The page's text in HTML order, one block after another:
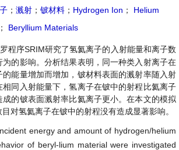
； 溅射 ； 铍材料 ； Hydrogen Ion ；
Helium
； Beryllium Materials
程序SRIM研究了氢氦离子的入射能量和离子数
的影响。分析结果表明，同一种类入射离子在
能量增加而增加，铍材料表面的溅射率随入射
同入射能量下，氢离子在铍中的射程比氦离子
的铍表面溅射率比氦离子更小。在本文的模拟
对氢氦离子在铍中的射程没有造成显著影响。
energy and amount of hydrogen/helium
of beryl-lium material were investigated